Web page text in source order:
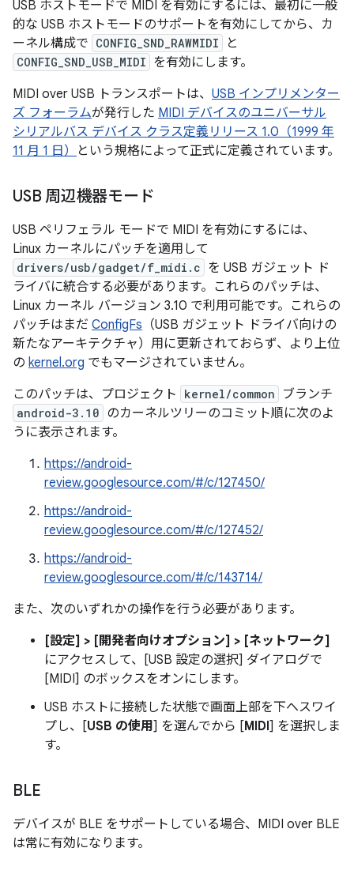
USB ホストモードで MIDI を有効にするには、最初に一般
的な USB ホストモードのサポートを有効にしてから、カ
ーネル構成で CONFIG_SND_RAWMIDI と
CONFIG_SND_USB_MIDI を有効にします。
MIDI over USB トランスポートは、 USB インプリメンター
ズ フォーラムが発行した MIDI デバイスのユニバーサル
シリアルバス デバイス クラス定義リリース 1.0（1999 年
11 月 1 日）
という規格によって正式に定義されています。
USB 周辺機器モード
USB ペリフェラル モードで MIDI を有効にするには、
Linux カーネルにパッチを適用して
drivers/usb/gadget/f_midi.c を USB ガジェット ド
ライバに統合する必要があります。これらのパッチは、
Linux カーネル バージョン 3.10 で利用可能です。これらの
パッチはまだ ConfigFs （USB ガジェット ドライバ向けの
新たなアーキテクチャ）用に更新されておらず、より上位
の kernel.org でもマージされていません。
このパッチは、プロジェクト
kernel/common ブランチ
android-3.10 のカーネルツリーのコミット順に次のよ
うに表示されます。
https://android-
review.googlesource.com/#/c/127450/
https://android-
review.googlesource.com/#/c/127452/
https://android-
review.googlesource.com/#/c/143714/
また、次のいずれかの操作を行う必要があります。
[設定] > [開発者向けオプション] > [ネットワーク]
にアクセスして、[USB 設定の選択] ダイアログで
[MIDI] のボックスをオンにします。
USB ホストに接続した状態で画面上部を下へスワイ
プし、[USB の使用] を選んでから [MIDI] を選択しま
す。
BLE
デバイスが BLE をサポートしている場合、MIDI over BLE
は常に有効になります。